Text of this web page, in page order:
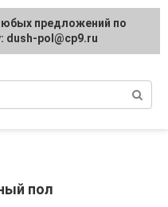
пол
предложений по
dush-pol@cp9.ru